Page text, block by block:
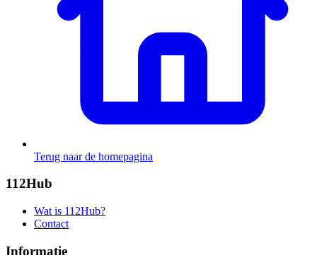
Terug naar de homepagina
112Hub
Wat is 112Hub?
Contact
Informatie